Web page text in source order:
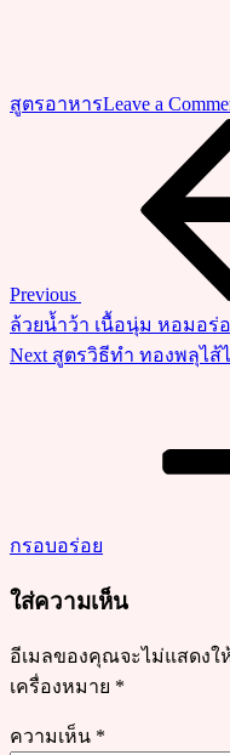
สูตรอาหารLeave a
Previous
ล้วยน้ำว้า เนื้อนุ่ม หอมอร่
Next
Post
Next สูตรวิธีทำ ทองพลุไส้
กรอบอร่อย
ใส่ความเห็น
อีเมลของคุณจะไม่แสดงใ
เครื่องหมาย *
ความเห็น *